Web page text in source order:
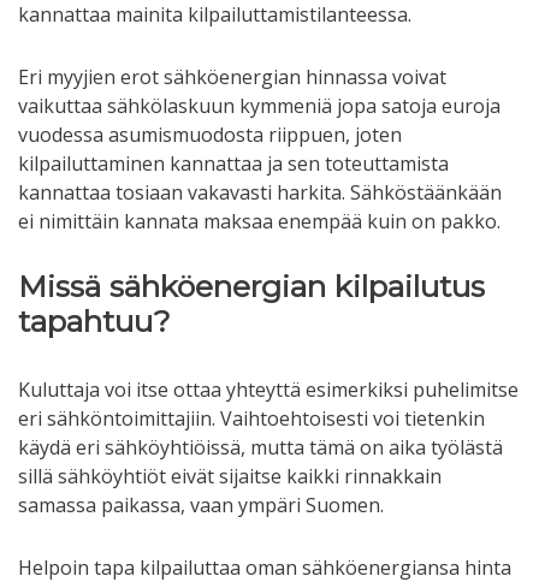
kannattaa mainita kilpailuttamistilanteessa.
Eri myyjien erot sähköenergian hinnassa voivat
vaikuttaa sähkölaskuun kymmeniä jopa satoja euroja
vuodessa asumismuodosta riippuen, joten
kilpailuttaminen kannattaa ja sen toteuttamista
kannattaa tosiaan vakavasti harkita. Sähköstäänkään
ei nimittäin kannata maksaa enempää kuin on pakko.
Missä sähköenergian kilpailutus
tapahtuu?
Kuluttaja voi itse ottaa yhteyttä esimerkiksi puhelimitse
eri sähköntoimittajiin. Vaihtoehtoisesti voi tietenkin
käydä eri sähköyhtiöissä, mutta tämä on aika työlästä
sillä sähköyhtiöt eivät sijaitse kaikki rinnakkain
samassa paikassa, vaan ympäri Suomen.
Helpoin tapa kilpailuttaa oman sähköenergiansa hinta